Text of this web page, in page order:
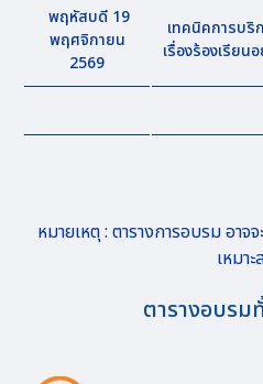
พฤหัสบดี 19
พฤศจิกายน
2569
เทคนิคการบริ
เรื่องร้องเรียน
หมายเหตุ : ตารางการอบรม อา
เหมา
ตารางอบร